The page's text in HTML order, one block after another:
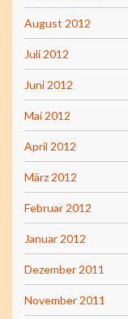
August 2012
Juli 2012
Juni 2012
Mai 2012
April 2012
März 2012
Februar 2012
Januar 2012
Dezember 2011
November 2011